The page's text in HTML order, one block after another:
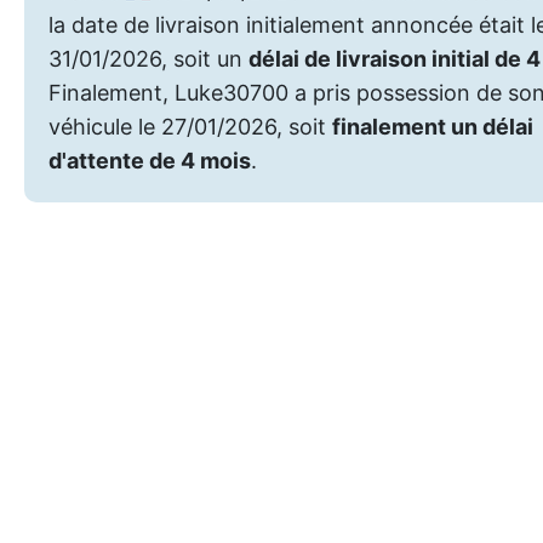
la date de livraison initialement annoncée était
31/01/2026, soit un délai de livraison initial de
Finalement, Luke30700 a pris possession de son
véhicule le 27/01/2026, soit finalement un délai
d'attente de 4 mois.